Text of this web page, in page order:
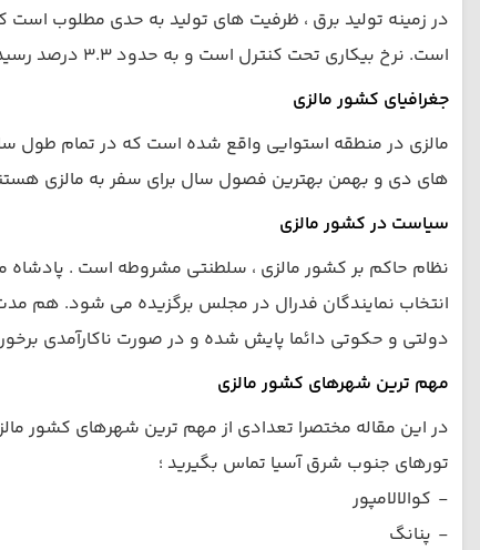
در زمینه تولید برق ، ظرفیت های تولید به حدی مطلوب است
است. نرخ بیکاری تحت کنترل است و به حدود 3.3 درصد رسیده است.
جغرافیای کشور مالزی
های دی و بهمن بهترین فصول سال برای سفر به مالزی
سیاست در کشور مالزی
نظام حاکم بر کشور مالزی ، سلطنتی مشروطه است . پادشاه
انتخاب نمایندگان فدرال در مجلس برگزیده می شود. هم
دولتی و حکوتی دائما پایش شده و در صورت ناکارآمدی
مهم ترین شهرهای کشور مالزی
در این مقاله مختصرا تعدادی از مهم ترین شهرهای کشور
تورهای جنوب شرق آسیا تماس بگیرید ؛
- کوالالامپور
- پنانگ